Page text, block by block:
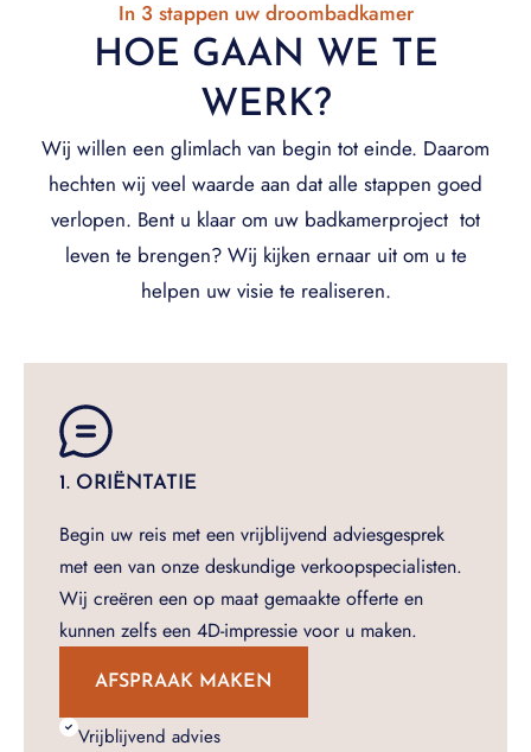
In 3 stappen uw droombadkamer
HOE GAAN WE TE
WERK?
Wij willen een glimlach van begin tot einde. Daarom
hechten wij veel waarde aan dat alle stappen goed
verlopen. Bent u klaar om uw badkamerproject tot
leven te brengen? Wij kijken ernaar uit om u te
helpen uw visie te realiseren.
1. ORIËNTATIE
Begin uw reis met een vrijblijvend adviesgesprek
met een van onze deskundige verkoopspecialisten.
Wij creëren een op maat gemaakte offerte en
kunnen zelfs een 4D-impressie voor u maken.
AFSPRAAK MAKEN
Vrijblijvend advies